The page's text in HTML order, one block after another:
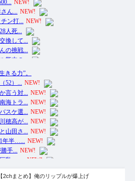
【2chまとめ】俺のリップルが爆上げ